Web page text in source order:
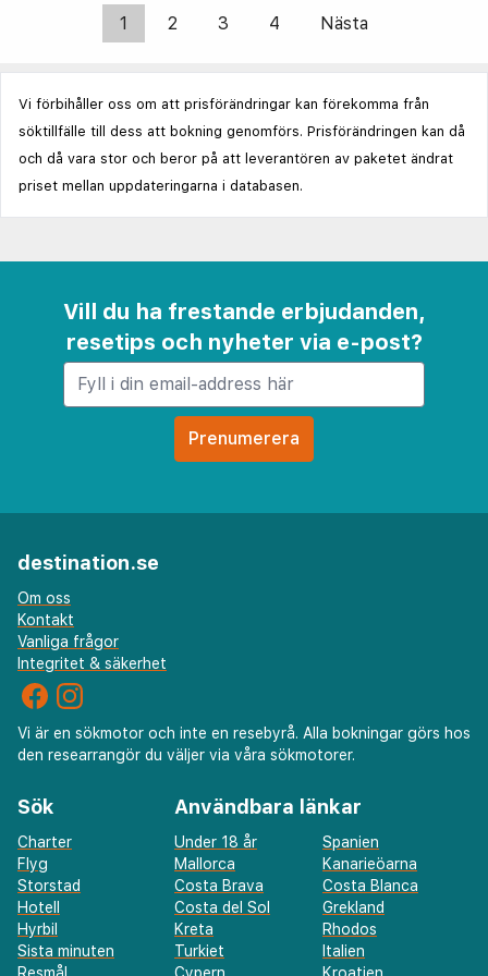
1 2 3 4 Nästa
Vi förbihåller oss om att prisförändringar kan förekomma från
söktillfälle till dess att bokning genomförs. Prisförändringen kan då
och då vara stor och beror på att leverantören av paketet ändrat
priset mellan uppdateringarna i databasen.
Vill du ha frestande erbjudanden,
resetips och nyheter via e-post?
destination.se
Om oss
Kontakt
Vanliga frågor
Integritet & säkerhet
Vi är en sökmotor och inte en resebyrå. Alla bokningar görs hos
den researrangör du väljer via våra sökmotorer.
Sök
Charter
Flyg
Storstad
Hotell
Hyrbil
Sista minuten
Användbara länkar
Under 18 år
Spanien
Mallorca
Kanarieöarna
Costa Brava
Costa Blanca
Costa del Sol
Grekland
Kreta
Rhodos
Turkiet
Italien